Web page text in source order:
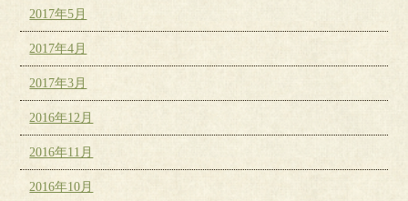
2017年5月
2017年4月
2017年3月
2016年12月
2016年11月
2016年10月